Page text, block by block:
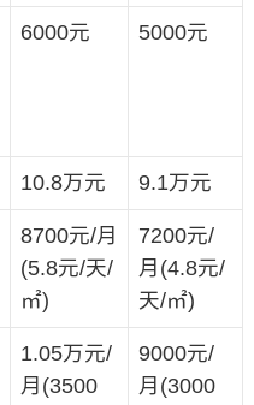
6000元 5000元
10.8万元 9.1万元
8700元/月
(5.8元/天/
㎡)
7200元/
月(4.8元/
天/㎡)
1.05万元/
月(3500
9000元/
月(3000